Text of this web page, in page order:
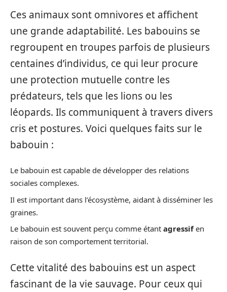
Ces animaux sont omnivores et affichent
une grande adaptabilité. Les babouins se
regroupent en troupes parfois de plusieurs
centaines d’individus, ce qui leur procure
une protection mutuelle contre les
prédateurs, tels que les lions ou les
léopards. Ils communiquent à travers divers
cris et postures. Voici quelques faits sur le
babouin :
Le babouin est capable de développer des relations
sociales complexes.
Il est important dans l’écosystème, aidant à disséminer les
graines.
Le babouin est souvent perçu comme étant agressifen
raison de son comportement territorial.
Cette vitalité des babouins est un aspect
fascinant de la vie sauvage. Pour ceux qui